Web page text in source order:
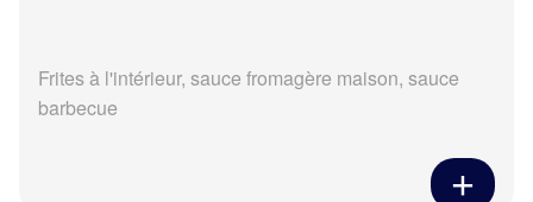
Frites à l'intérieur, sauce fromagère maison, sauce
barbecue